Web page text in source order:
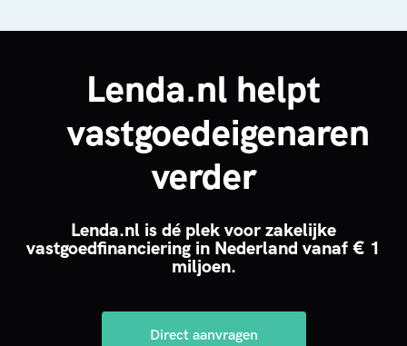
Lenda.nl helpt
vastgoedeigenaren
verder
Lenda.nl is dé plek voor zakelijke
vastgoedfinanciering in Nederland vanaf € 1
miljoen.
Direct aanvragen